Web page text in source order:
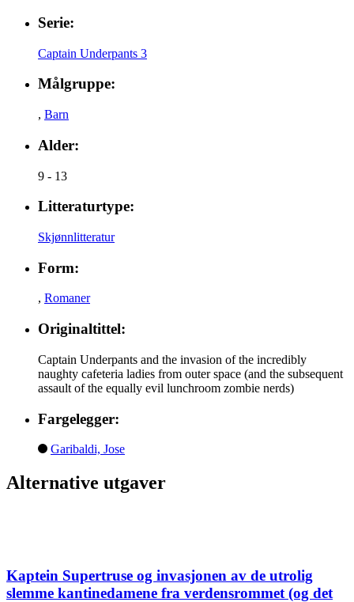
Serie:
Captain Underpants 3
Målgruppe:
, Barn
Alder:
9 - 13
Litteraturtype:
Skjønnlitteratur
Form:
, Romaner
Originaltittel:
Captain Underpants and the invasion of the incredibly
naughty cafeteria ladies from outer space (and the subsequent
assault of the equally evil lunchroom zombie nerds)
Fargelegger:
Garibaldi, Jose
Alternative utgaver
Kaptein Supertruse og invasjonen av de utrolig
slemme kantinedamene fra verdensrommet (og det